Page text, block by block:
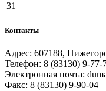
31
Контакты
Адрес: 607188,
Телефон: 8 (83130) 9-77-
Электронная почта:
Факс: 8 (83130) 9-90-04